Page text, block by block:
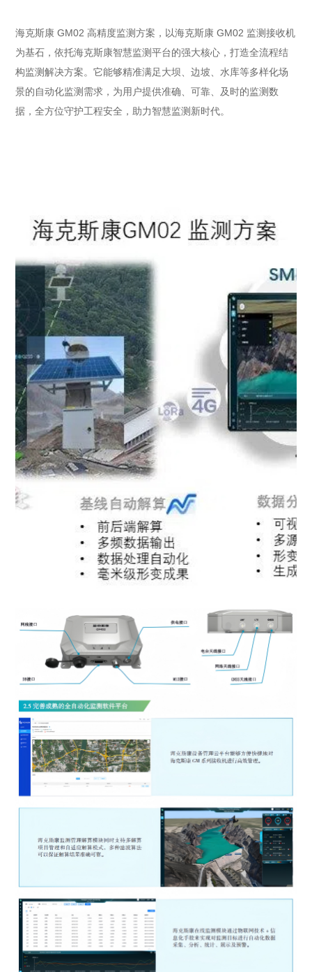
海克斯康 GM02 高精度监测方案，以海克斯康 GM02 监测接收机
为基石，依托海克斯康智慧监测平台的强大核心，打造全流程结
构监测解决方案。它能够精准满足大坝、边坡、水库等多样化场
景的自动化监测需求，为用户提供准确、可靠、及时的监测数
据，全方位守护工程安全，助力智慧监测新时代。